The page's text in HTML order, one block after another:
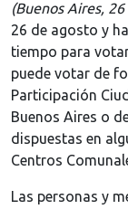
(Buenos Aires,
26 de agosto y
tiempo para
puede votar de
Participación
Buenos Aires o
dispuestas en
Centros
Las personas y